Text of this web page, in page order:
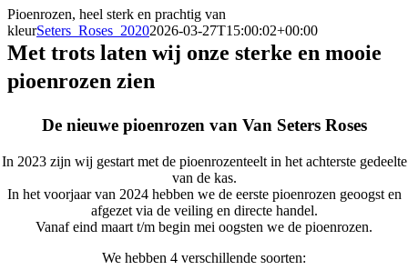
Pioenrozen, heel sterk en prachtig van
kleurSeters_Roses_20202026-03-27T15:00:02+00:00
Met trots laten wij onze sterke en mooie
pioenrozen zien
De nieuwe pioenrozen van Van Seters Roses
In 2023 zijn wij gestart met de pioenrozenteelt in het achterste gedeelte
van de kas.
In het voorjaar van 2024 hebben we de eerste pioenrozen geoogst en
afgezet via de veiling en directe handel.
Vanaf eind maart t/m begin mei oogsten we de pioenrozen.
We hebben 4 verschillende soorten: